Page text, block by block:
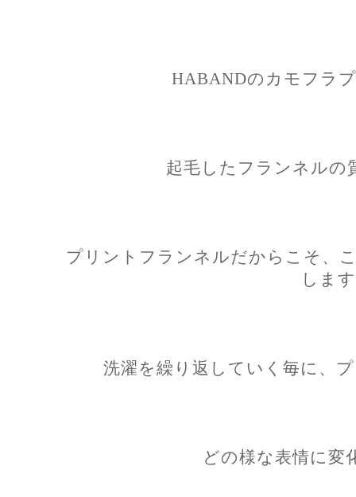
HABANDのカモフラ
起毛したフランネルの
プリントフランネルだからこそ、
しま
洗濯を繰り返していく毎に、
どの様な表情に変